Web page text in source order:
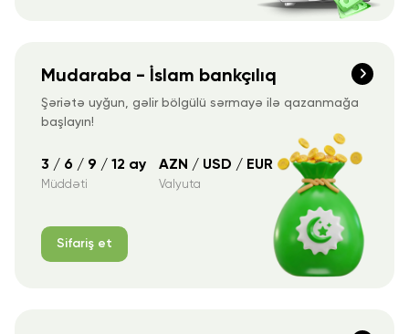
Mudaraba - İslam bankçılıq
Şəriətə uyğun, gəlir bölgülü sərmayə ilə qazanmağa
başlayın!
Müddəti
3 / 6 / 9 / 12 ay
Valyuta
AZN / USD / EUR
Sifariş et